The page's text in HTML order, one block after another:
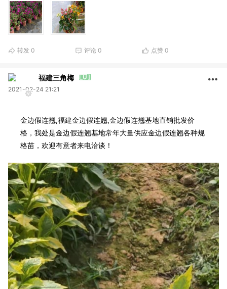
转发 0 评论 0 点赞 0
福建三角梅
2021-02-24 21:21
金边假连翘,福建金边假连翘,金边假连翘基地直销批发价
格，我处是金边假连翘基地常年大量供应金边假连翘各种规
格苗，欢迎有意者来电洽谈！